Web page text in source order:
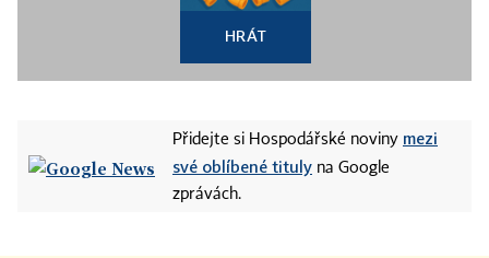
HRÁT
Přidejte si Hospodářské noviny mezi
své oblíbené tituly na Google
zprávách.